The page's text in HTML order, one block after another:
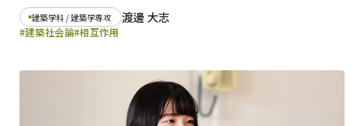
建築学科 / 建築学専攻 渡邊 大志
#建築社会論#相互作用